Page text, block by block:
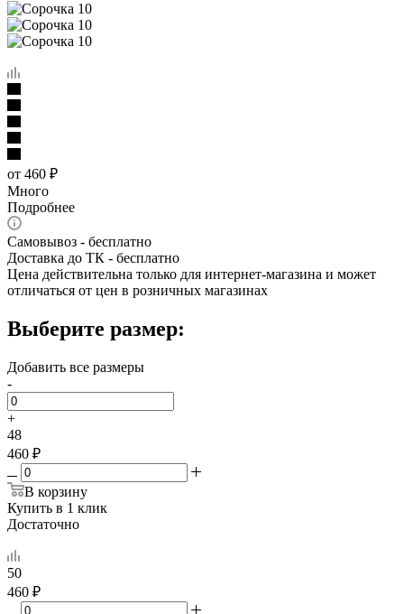
от 460 ₽
Много
Подробнее
Самовывоз - бесплатно
Доставка до ТК - бесплатно
Цена действительна только для интернет-магазина и может
отличаться от цен в розничных магазинах
Выберите размер:
Добавить все размеры
-
+
48
460 ₽
В корзину
Купить в 1 клик
Достаточно
50
460 ₽